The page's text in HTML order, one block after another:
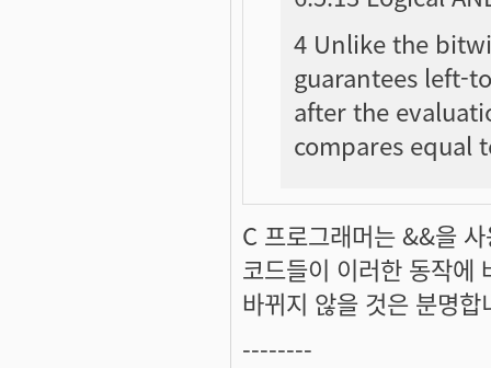
4 Unlike the
guarantees left-
after the
compares equal
C 프로그래머는 &&을
코드들이 이러한 동작에
바뀌지 않을 것은 분명합
--------